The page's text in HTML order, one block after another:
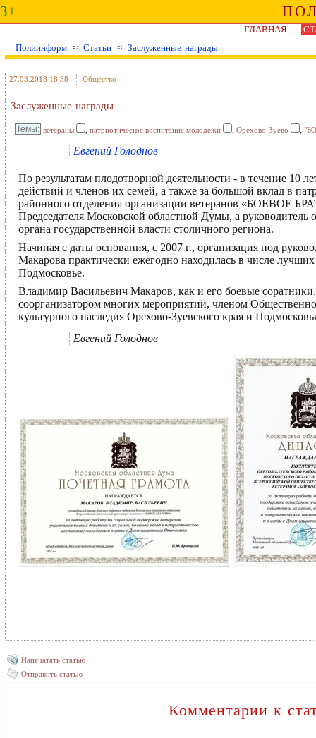
3+
ГЛАВНАЯ
Полиинформ ≈ Статьи ≈ Заслуженные награды
27.03.2018 18:38 Общество
Заслуженные награды
ветераны , патриотическое воспитание молодёжи , Орехово-Зуево ,
Евгений Голоднов
По результатам плодотворной деятельности - в течение 10
действий и членов их семей, а также за большой вклад в
районного отделения организации ветеранов «БОЕВОЕ
Председателя Московской областной Думы, а
органа государственной власти столичного региона.
Начиная с даты основания, с 2007 г., организация под
Макарова практически ежегодно находилась в числе
Подмосковье.
Владимир Васильевич Макаров, как и его боевые
соорганизатором многих мероприятий, членом
культурного наследия Орехово-Зуевского края и
Евгений Голоднов
Напечатать статью
Отправить статью
Комментарии к